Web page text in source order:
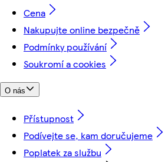
Cena
Nakupujte online bezpečně
Podmínky používání
Soukromí a cookies
O nás
Přístupnost
Podívejte se, kam doručujeme
Poplatek za službu